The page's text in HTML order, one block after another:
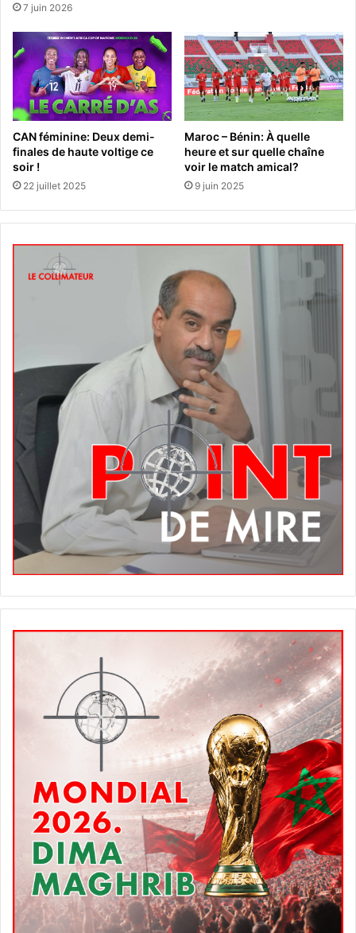
7 juin 2026
CAN féminine: Deux demi-
finales de haute voltige ce
soir !
22 juillet 2025
Maroc – Bénin: À quelle
heure et sur quelle chaîne
voir le match amical?
9 juin 2025